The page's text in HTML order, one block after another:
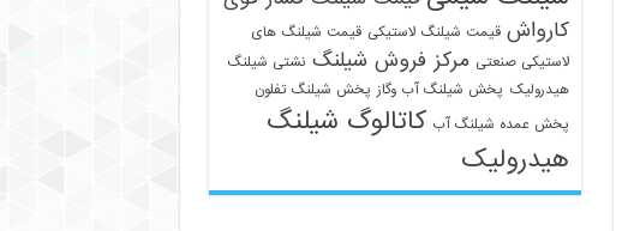
کارواش قیمت شیلنگ لاستیکی قیمت شیلنگ های
لاستیکی صنعتی مرکز فروش شیلنگ نشتی شیلنگ
هیدرولیک پخش شیلنگ آب وگاز پخش شیلنگ تفلون
پخش عمده شیلنگ آب کاتالوگ شیلنگ
هیدرولیک